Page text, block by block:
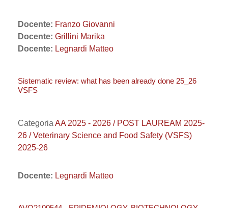
Docente: Franzo Giovanni
Docente: Grillini Marika
Docente: Legnardi Matteo
Sistematic review: what has been already done 25_26
VSFS
Categoria AA 2025 - 2026 / POST LAUREAM 2025-
26 / Veterinary Science and Food Safety (VSFS)
2025-26
Docente: Legnardi Matteo